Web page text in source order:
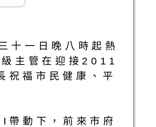
一日晚八時起熱
主管在迎接2011
祝福市民健康、平
動下，前來市府